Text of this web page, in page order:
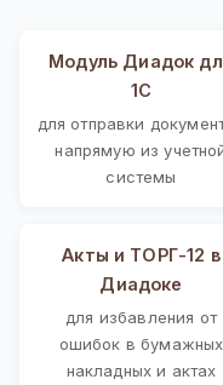
Модуль Диадок
1С
для отправки
напрямую из
системы
Акты и ТОРГ-12 в
Диадоке
для избавления от
ошибок в бумажных
накладных и актах